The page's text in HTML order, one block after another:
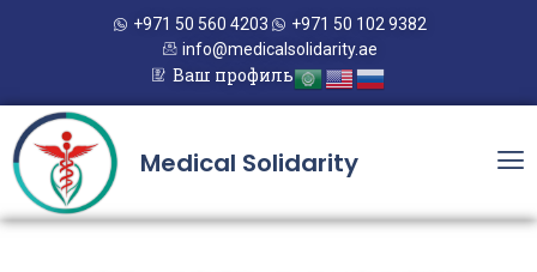
+971 50 560 4203
+971 50 102 9382
info@medicalsolidarity.ae
Ваш профиль
Medical Solidarity